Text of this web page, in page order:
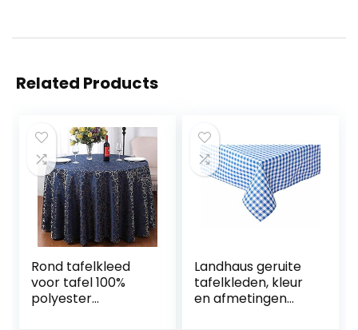
Related Products
Rond tafelkleed
voor tafel 100%
polyester
Landhaus geruite
tafelkleden, kleur
en afmetingen